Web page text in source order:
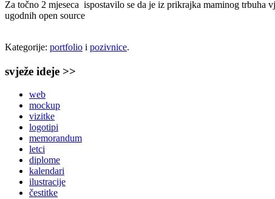
je
Za točno 2 mjeseca ispostavilo se da je iz prikrajka maminog trbuha
ugodnih open source
Kategorije: portfolio i pozivnice.
svježe ideje >>
web
mockup
vizitke
logotipi
memorandum
letci
diplome
kalendari
ilustracije
čestitke